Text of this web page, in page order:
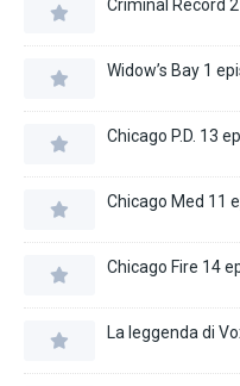
Criminal Record
Widow’s Bay 1
Chicago P.D. 13
Chicago Med 11
Chicago Fire 14
La leggenda di